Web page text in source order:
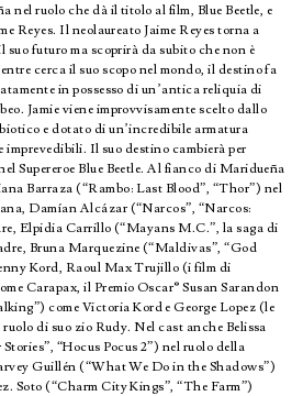
nel ruolo che dà il titolo al film, Blue Beetle, e
Reyes. Il neolaureato Jaime Reyes torna a
suo futuro ma scoprirà da subito che non è
cerca il suo scopo nel mondo, il destino fa
in possesso di un’antica reliquia di
Jamie viene improvvisamente scelto dallo
e dotato di un’incredibile armatura
Il suo destino cambierà per
Supereroe Blue Beetle. Al fianco di Maridueña
Barraza (“Rambo: Last Blood”, “Thor”) nel
Damían Alcázar (“Narcos”, “Narcos:
Elpidia Carrillo (“Mayans M.C.”, la saga di
Bruna Marquezine (“Maldivas”, “God
Kord, Raoul Max Trujillo (i film di
Carapax, il Premio Oscar® Susan Sarandon
come Victoria Kord e George Lopez (le
di suo zio Rudy. Nel cast anche Belissa
“Hocus Pocus 2”) nel ruolo della
Guillén (“What We Do in the Shadows”)
Soto (“Charm City Kings”, “The Farm”)